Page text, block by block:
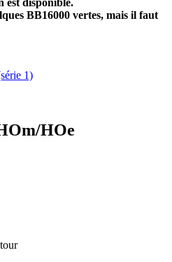
est disponible.
BB16000 vertes, mais il faut
1)
HOe